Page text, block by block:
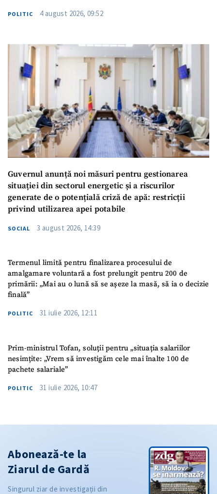
POLITIC 4 august 2026, 09:52
Guvernul anunță noi măsuri pentru gestionarea
situației din sectorul energetic și a riscurilor
generate de o potențială criză de apă: restricții
privind utilizarea apei potabile
SOCIAL 3 august 2026, 14:39
Termenul limită pentru finalizarea procesului de
amalgamare voluntară a fost prelungit pentru 200 de
primării: „Mai au o lună să se așeze la masă, să ia o decizie
finală”
POLITIC 31 iulie 2026, 12:11
Prim-ministrul Tofan, soluții pentru „situația salariilor
nesimțite: „Vrem să investigăm cele mai înalte 100 de
pachete salariale”
POLITIC 31 iulie 2026, 10:47
Abonează-te la
Ziarul de Gardă
Singurul ziar de investigații din